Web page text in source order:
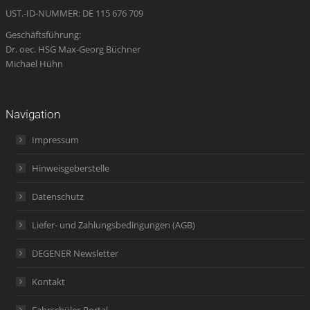
UST.-ID-NUMMER: DE 115 676 709
Geschäftsführung:
Dr. oec. HSG Max-Georg Büchner
Michael Hühn
Navigation
Impressum
Hinweisgeberstelle
Datenschutz
Liefer- und Zahlungsbedingungen (AGB)
DEGENER Newsletter
Kontakt